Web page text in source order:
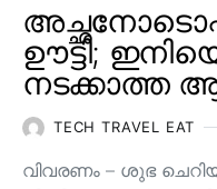
ഊട്ടി;
നടക്കാത്ത
TECH TRAVEL EAT
വിവരണം – ശുഭ